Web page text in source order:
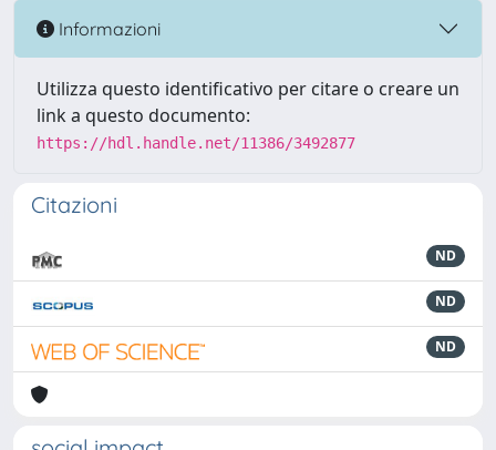
Informazioni
Utilizza questo identificativo per citare o creare un
link a questo documento:
https://hdl.handle.net/11386/3492877
Citazioni
ND
ND
ND